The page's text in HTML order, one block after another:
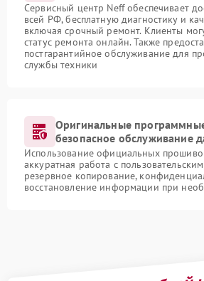
Сервисный центр Neff обеспечивает
всей РФ, бесплатную диагностику и
включая срочный ремонт. Клиенты
статус ремонта онлайн. Также
постгарантийное обслуживание для
службы техники
Оригинальные
безопасное обслуживание
Использование официальных
аккуратная работа с
резервное копирование,
восстановление информации при